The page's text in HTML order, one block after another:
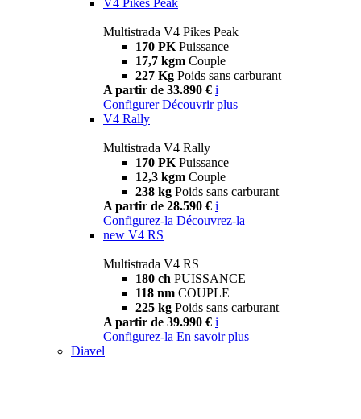
Multistrada V4 Pikes Peak
170 PK Puissance
17,7 kgm Couple
227 Kg Poids sans carburant
A partir de 33.890 € i
Configurer Découvrir plus
V4 Rally
Multistrada V4 Rally
170 PK Puissance
12,3 kgm Couple
238 kg Poids sans carburant
A partir de 28.590 € i
Configurez-la Découvrez-la
new V4 RS
Multistrada V4 RS
180 ch PUISSANCE
118 nm COUPLE
225 kg Poids sans carburant
A partir de 39.990 € i
Configurez-la En savoir plus
Diavel